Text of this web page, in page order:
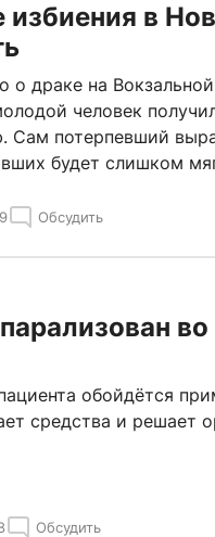
избиения в
о драке на
человек
Сам потерпевший
будет слишком
9 Обсудить
во
обойдётся
средства и решает
Обсудить